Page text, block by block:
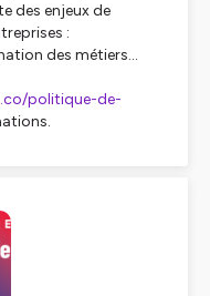
des enjeux de
:
des métiers...
politique-de-